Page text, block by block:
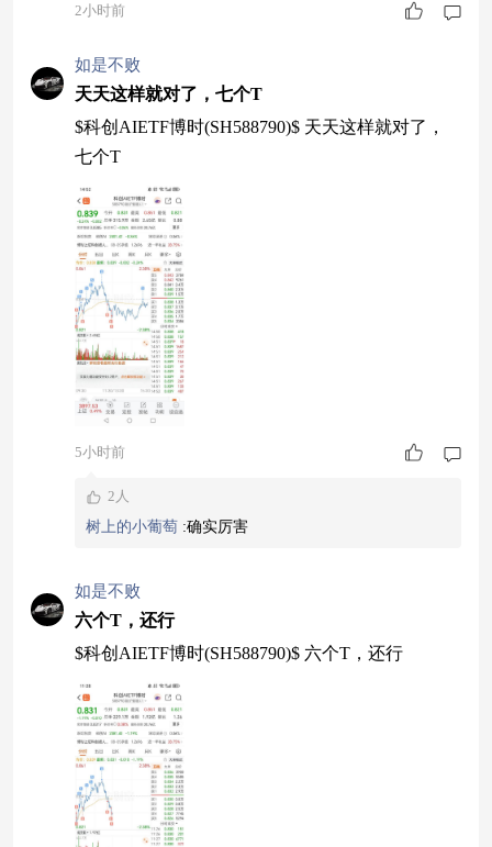
2小时前
如是不败
天天这样就对了，七个T
$科创AIETF博时(SH588790)$ 天天这样就对了，
七个T
5小时前
2人
树上的小葡萄 :确实厉害
如是不败
六个T，还行
$科创AIETF博时(SH588790)$ 六个T，还行